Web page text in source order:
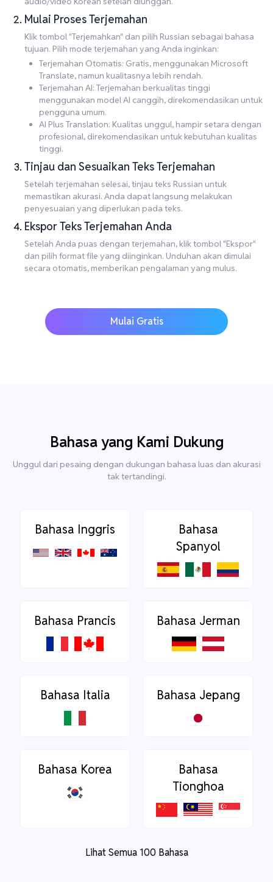
Mulai Proses Terjemahan
Klik tombol "Terjemahkan" dan pilih Russian sebagai bahasa
tujuan. Pilih mode terjemahan yang Anda inginkan:
Terjemahan Otomatis: Gratis, menggunakan Microsoft
Translate, namun kualitasnya lebih rendah.
Terjemahan AI: Terjemahan berkualitas tinggi
menggunakan model AI canggih, direkomendasikan untuk
pengguna umum.
AI Plus Translation: Kualitas unggul, hampir setara dengan
profesional, direkomendasikan untuk kebutuhan kualitas
tinggi.
Tinjau dan Sesuaikan Teks Terjemahan
Setelah terjemahan selesai, tinjau teks Russian untuk
memastikan akurasi. Anda dapat langsung melakukan
penyesuaian yang diperlukan pada teks.
Ekspor Teks Terjemahan Anda
Setelah Anda puas dengan terjemahan, klik tombol "Ekspor"
dan pilih format file yang diinginkan. Unduhan akan dimulai
secara otomatis, memberikan pengalaman yang mulus.
Mulai Gratis
Bahasa yang Kami Dukung
Unggul dari pesaing dengan dukungan bahasa luas dan akurasi
tak tertandingi.
Bahasa Inggris
Bahasa
Spanyol
Bahasa Prancis Bahasa Jerman
Bahasa Italia Bahasa Jepang
Bahasa Korea
Bahasa
Tionghoa
Lihat Semua 100 Bahasa